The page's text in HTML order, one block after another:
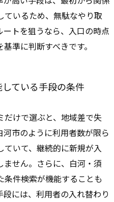
いるため、無駄なやり取
トを狙うなら、入口の時点
準に判断すべきです。
ている手段の条件
だけで選ぶと、地域差で失
市のように利用者数が限ら
いて、継続的に新規が入
ません。さらに、白河・須
件検索が機能することも
には、利用者の入れ替わり